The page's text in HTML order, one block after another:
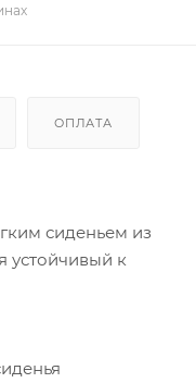
ОПЛАТА
сиденьем из
устойчивый к